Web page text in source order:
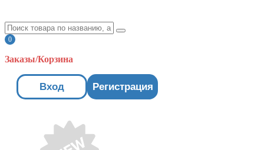
0
Заказы/Корзина
Вход Регистрация